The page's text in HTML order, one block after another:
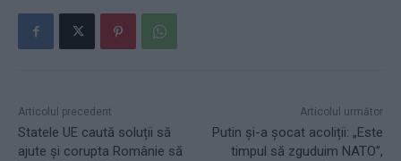
Articolul precedent
Statele UE caută soluții să
ajute și corupta Românie să
Articolul următor
Putin și-a șocat acoliții: „Este
timpul să zguduim NATO”,